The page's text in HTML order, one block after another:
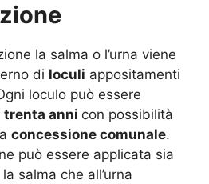
la salma o l’urna viene
di loculi appositamenti
loculo può essere
trenta anni con possibilità
concessione comunale.
può essere applicata sia
salma che all’urna